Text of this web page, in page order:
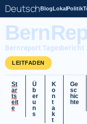
DeutschBlogLokalPolitik
Bernreport Tagesbericht
LEITFADEN
St
ar
ts
eit
e
Ü
b
er
u
n
s
K
o
n
t
a
k
t
Ge
sc
hic
hte